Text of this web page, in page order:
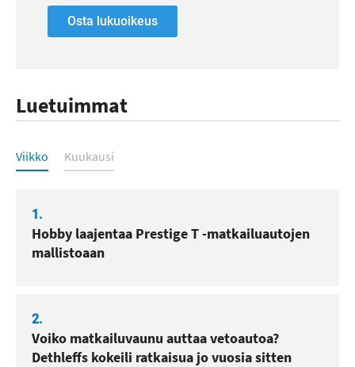
Osta lukuoikeus
Luetuimmat
Luetuimmat
Viikko Kuukausi
1.
Hobby laajentaa Prestige T -matkailuautojen
mallistoaan
2.
Voiko matkailuvaunu auttaa vetoautoa?
Dethleffs kokeili ratkaisua jo vuosia sitten